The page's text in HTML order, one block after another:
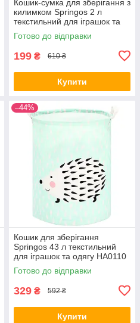
Кошик-сумка для зберігання з
килимком Springos 2 л
текстильний для іграшок та
аксесуарів HA0131
Готово до відправки
199 ₴ 610 ₴
Купити
–44%
Кошик для зберігання
Springos 43 л текстильний
для іграшок та одягу HA0110
Готово до відправки
329 ₴ 592 ₴
Купити